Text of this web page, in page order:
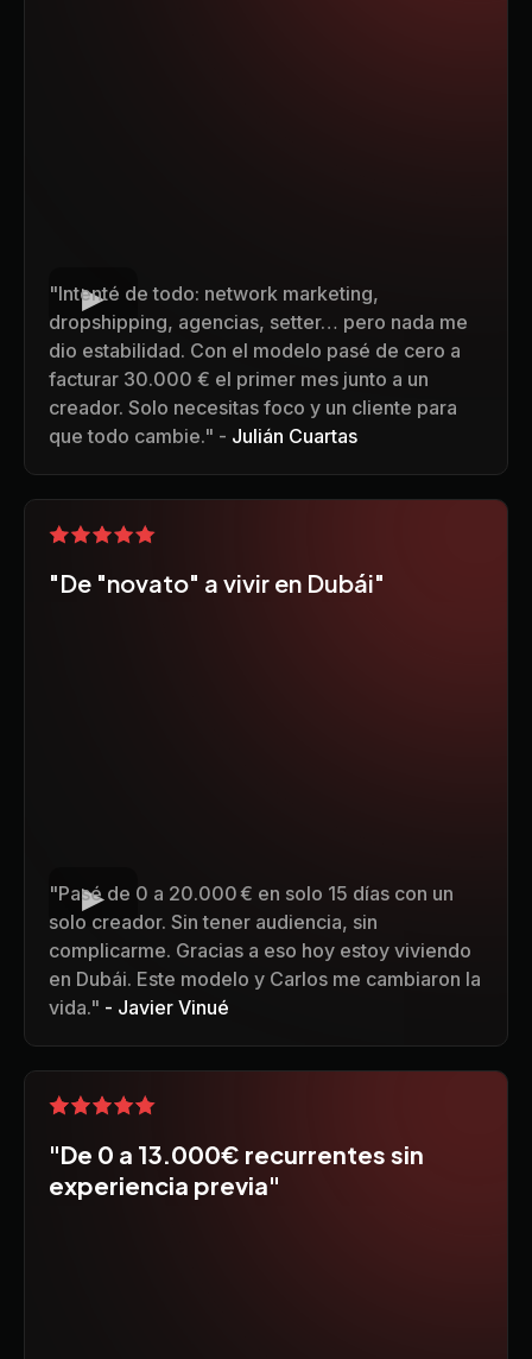
"Intenté de todo: network marketing,
dropshipping, agencias, setter… pero nada me
dio estabilidad. Con el modelo pasé de cero a
facturar 30.000 € el primer mes junto a un
creador. Solo necesitas foco y un cliente para
que todo cambie." - Julián Cuartas
"De "novato" a vivir en Dubái"
"Pasé de 0 a 20.000 € en solo 15 días con un
solo creador. Sin tener audiencia, sin
complicarme. Gracias a eso hoy estoy viviendo
en Dubái. Este modelo y Carlos me cambiaron la
vida." - Javier Vinué
"De 0 a 13.000€ recurrentes sin
experiencia previa"